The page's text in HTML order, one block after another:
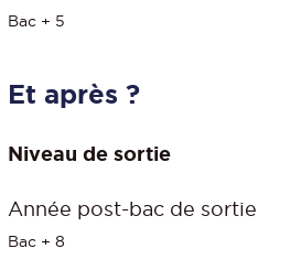
Bac + 5
Et après ?
Niveau de sortie
Année post-bac de sortie
Bac + 8